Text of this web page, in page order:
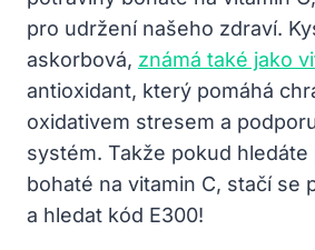
pro udržení našeho zdraví.
askorbová, známá také jako
antioxidant, který pomáhá
oxidativem stresem a
systém. Takže pokud
bohaté na vitamin C, stačí se
a hledat kód E300!